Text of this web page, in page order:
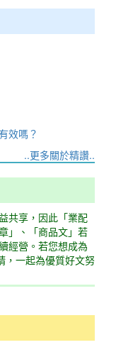
效嗎？
..更多關於精讚..
共享，因此「業配
」、「商品文」若
經營。若您想成為
，一起為優質好文努